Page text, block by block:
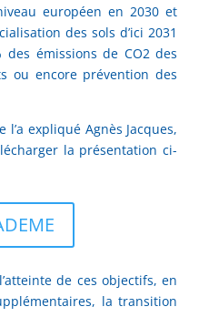
européen en 2030 et
des sols d’ici 2031
émissions de CO2 des
ou encore prévention des
expliqué Agnès Jacques,
la présentation ci-
de ces objectifs, en
la transition